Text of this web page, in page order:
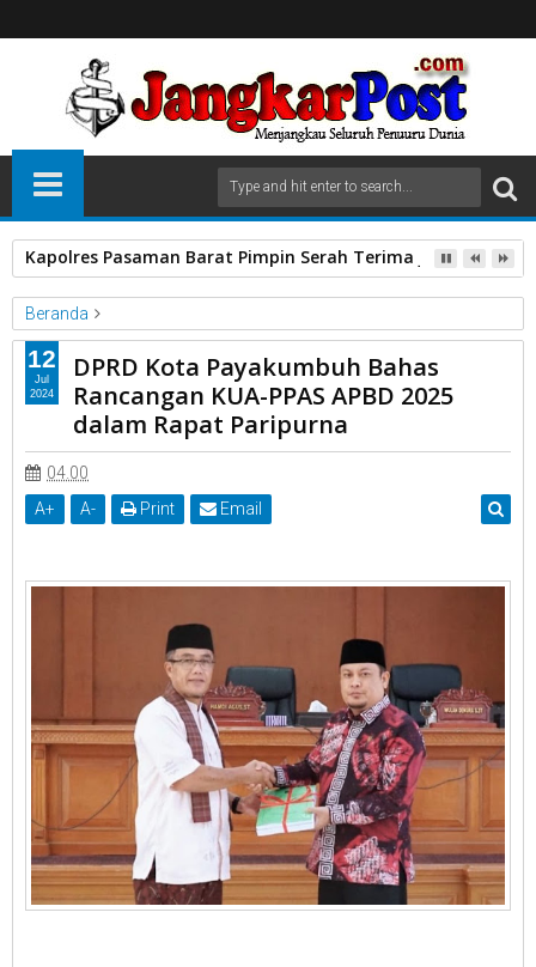
Kapolres Pasaman Barat Pimpin Serah Terima Jabatan PJU
Beranda
DPRD Kota Payakumbuh Bahas Rancangan KUA-PPAS APBD
2025 dalam Rapat Paripurna
DPRD Kota Payakumbuh Bahas Rancangan KUA-PPAS APBD
2025 dalam Rapat Paripurna
DPRD Kota Payakumbuh Bahas
Rancangan KUA-PPAS APBD 2025
dalam Rapat Paripurna
04.00
A+ A- Print Email
12
Jul
2024